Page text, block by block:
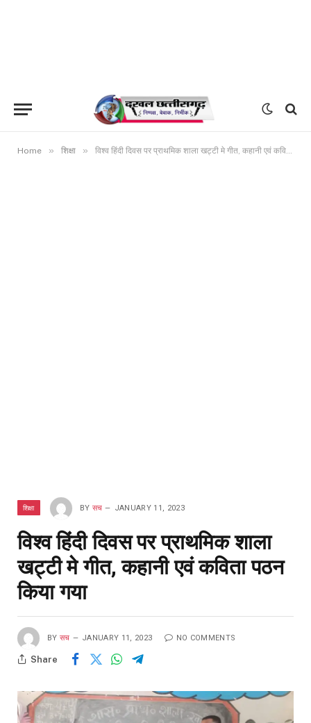
Home » शिक्षा » विश्व हिंदी दिवस पर प्राथमिक शाला खट्टी मे गीत, कहानी एवं कविता पठन किया गया
शिक्षा BY सच JANUARY 11, 2023
विश्व हिंदी दिवस पर प्राथमिक शाला
खट्टी मे गीत, कहानी एवं कविता पठन
किया गया
BY सच JANUARY 11, 2023 NO COMMENTS
Share